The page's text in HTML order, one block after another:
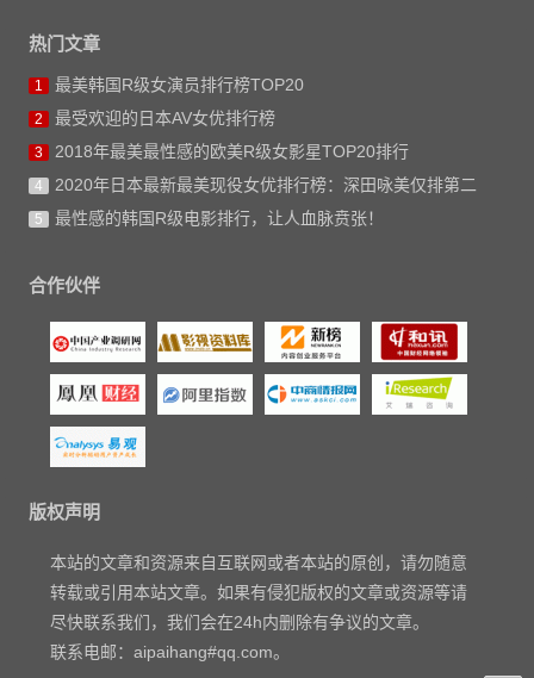
热门文章
1 最美韩国R级女演员排行榜TOP20
2 最受欢迎的日本AV女优排行榜
3 2018年最美最性感的欧美R级女影星TOP20排行
4 2020年日本最新最美现役女优排行榜：深田咏美仅排第二
5 最性感的韩国R级电影排行，让人血脉贲张！
合作伙伴
版权声明
本站的文章和资源来自互联网或者本站的原创，请勿随意
转载或引用本站文章。如果有侵犯版权的文章或资源等请
尽快联系我们，我们会在24h内删除有争议的文章。
联系电邮：aipaihang#qq.com。